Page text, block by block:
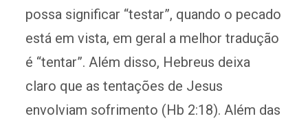
possa significar “testar”, quando o pecado
está em vista, em geral a melhor tradução
é “tentar”. Além disso, Hebreus deixa
claro que as tentações de Jesus
envolviam sofrimento (Hb 2:18). Além das